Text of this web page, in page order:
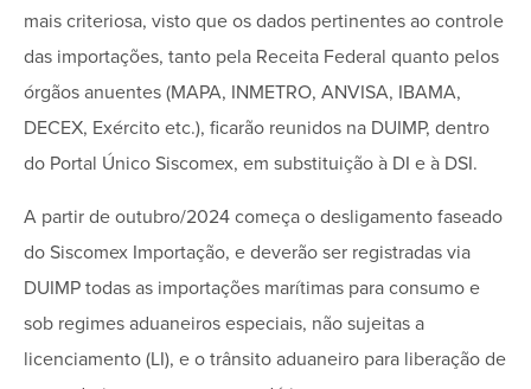
mais criteriosa, visto que os dados pertinentes ao controle
das importações, tanto pela Receita Federal quanto pelos
órgãos anuentes (MAPA, INMETRO, ANVISA, IBAMA,
DECEX, Exército etc.), ficarão reunidos na DUIMP, dentro
do Portal Único Siscomex, em substituição à DI e à DSI.
A partir de outubro/2024 começa o desligamento faseado
do Siscomex Importação, e deverão ser registradas via
DUIMP todas as importações marítimas para consumo e
sob regimes aduaneiros especiais, não sujeitas a
licenciamento (LI), e o trânsito aduaneiro para liberação de